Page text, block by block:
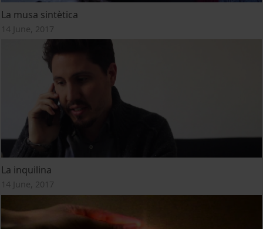
La musa sintètica
14 June, 2017
La inquilina
14 June, 2017